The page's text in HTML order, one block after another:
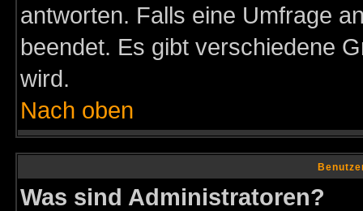
antworten. Falls eine Umfrage
beendet. Es gibt verschiedene
wird.
Nach oben
Was sind Administratoren?